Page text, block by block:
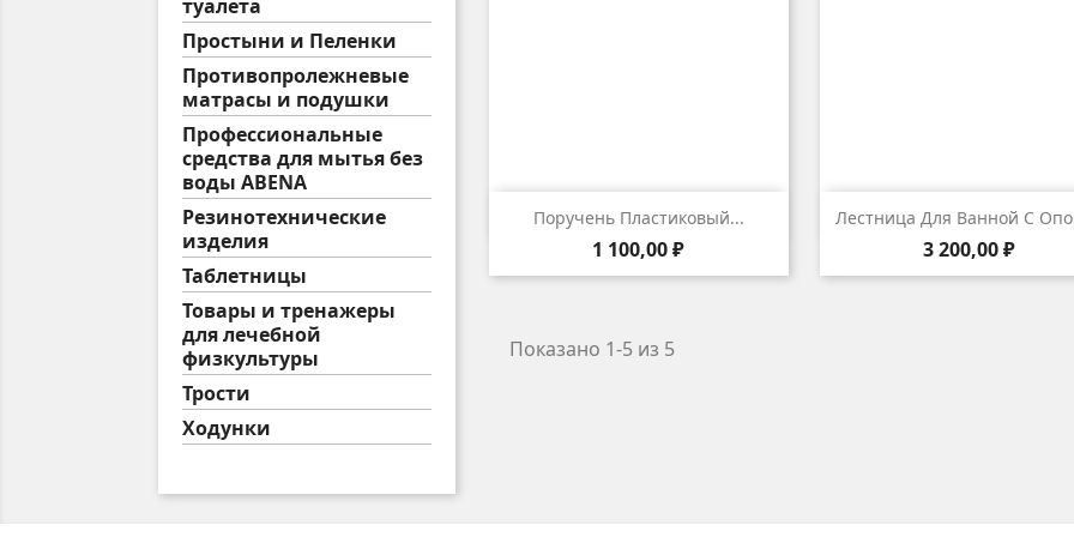
туалета
Простыни и Пеленки
Противопролежневые
матрасы и подушки
Профессиональные
средства для мытья без
воды ABENA
Резинотехнические
изделия
Таблетницы
Товары и тренажеры
для лечебной
физкультуры
Трости
Ходунки
Поручень Пластиковый...
Цена
1 100,00 ₽
 Быстрый просмотр Лестница Для Ванной С
Цена
3 200,00 ₽
 Быстрый
Показано 1-5 из 5